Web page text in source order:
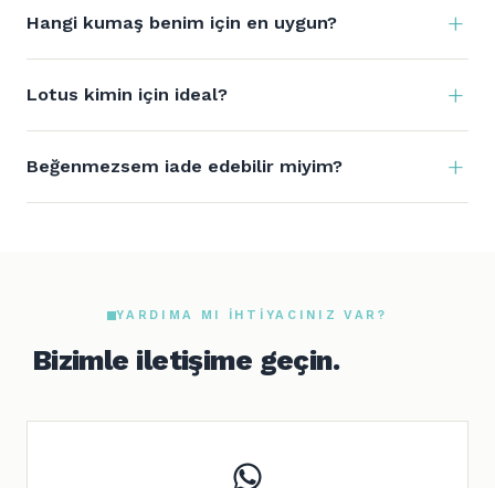
Hangi kumaş benim için en uygun?
Lotus kimin için ideal?
Beğenmezsem iade edebilir miyim?
YARDIMA MI IHTIYACINIZ VAR?
Bizimle iletişime geçin.